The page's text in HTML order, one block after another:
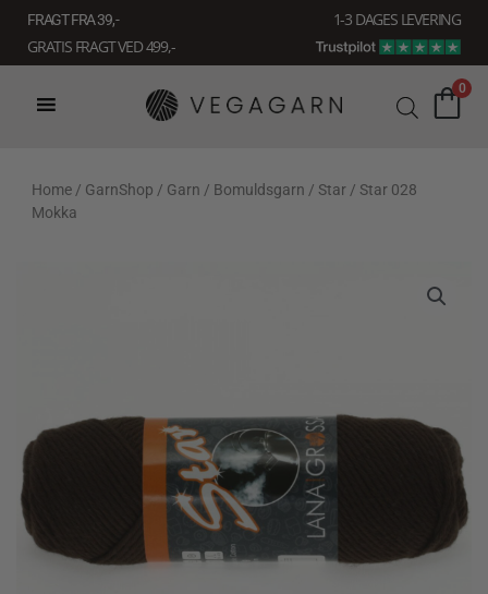
indholdet
FRAGT FRA 39, -
1-3 DAGES LEVERING
GRATIS FRAGT VED 499,-
0
Home / GarnShop / Garn / Bomuldsgarn / Star / Star 028
Mokka